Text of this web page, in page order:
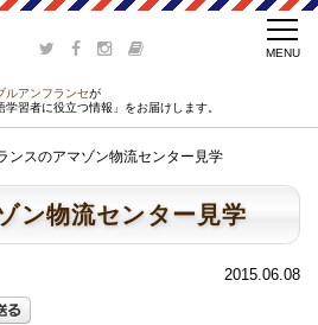
ルアンフランセが
習者に役立つ情報」をお届けします。
ンスのアマゾン物流センター見学
ン物流センター見学
2015.06.08